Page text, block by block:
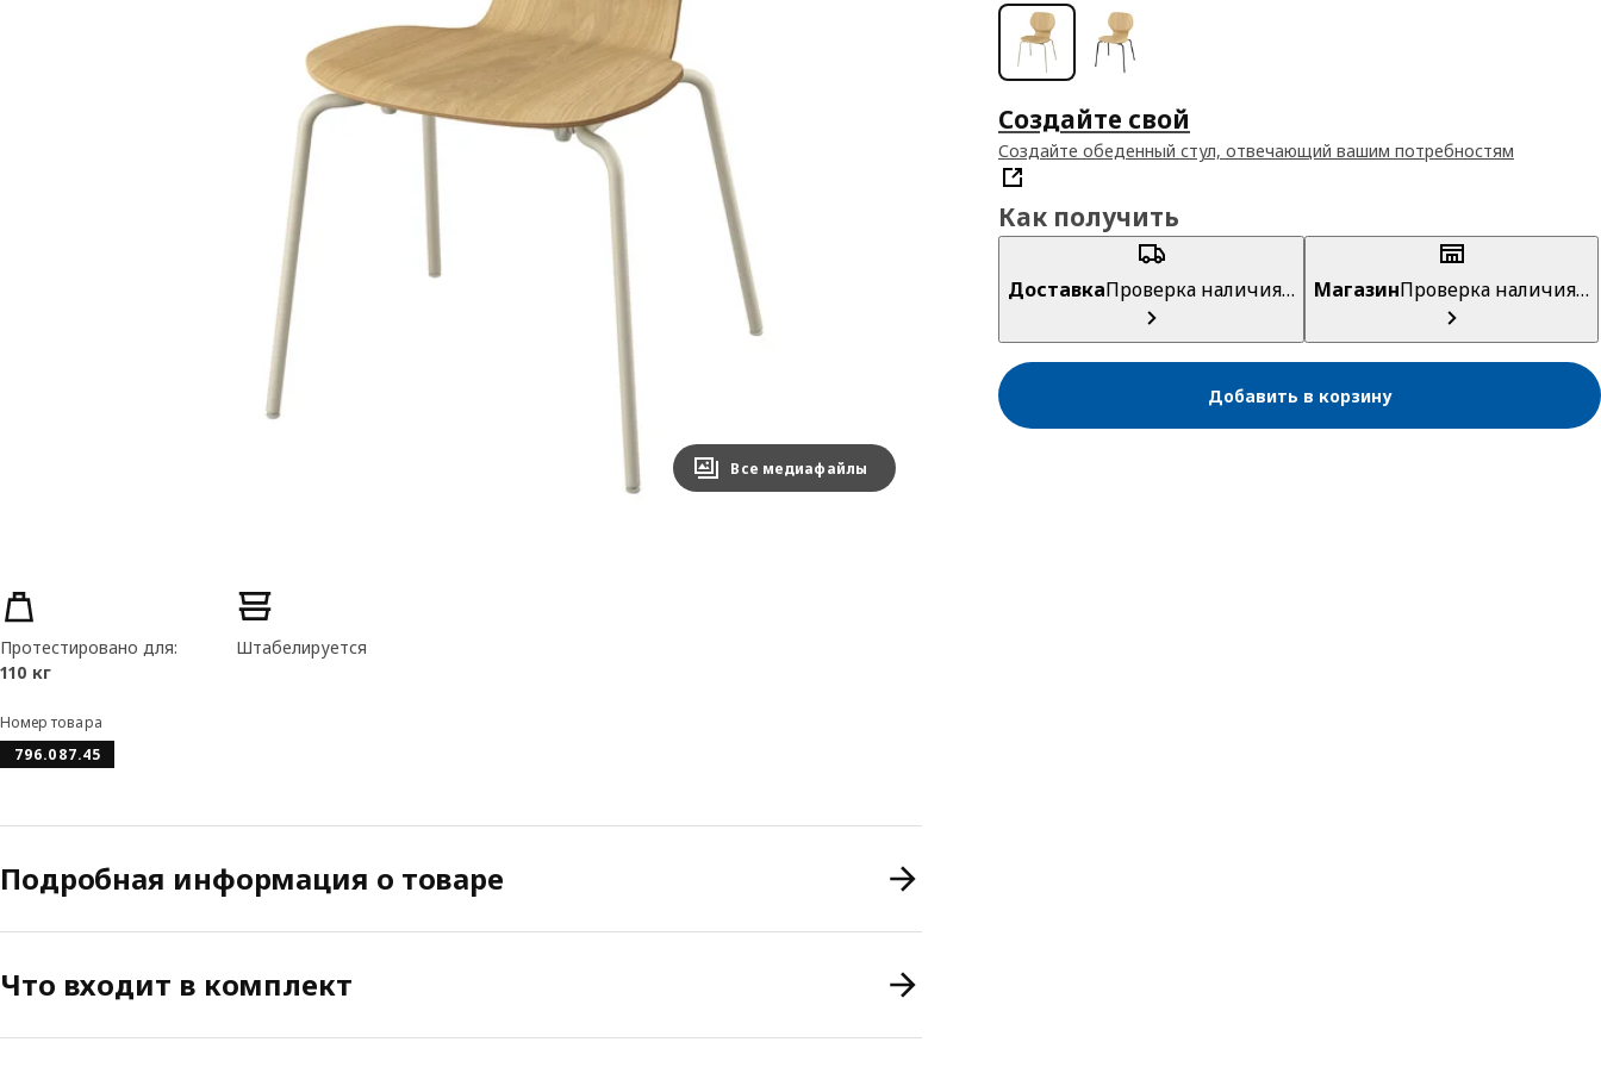
Image zoomed out, normal view
Все медиафайлы
Создайте свой
Создайте обеденный стул, отвечающий вашим потребностям
Как получить
ДоставкаПроверка наличия… МагазинПроверка наличия…
Добавить в корзину
Характеристики товара
Протестировано для:
110 кг
Штабелируется
Номер товара
796.087.45
Подробная информация о товаре
Что входит в комплект